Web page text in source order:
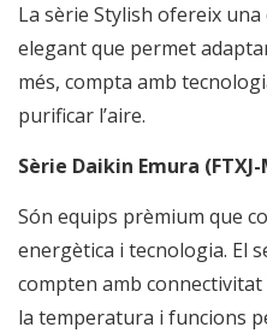
La sèrie Stylish ofereix
elegant que permet
més, compta amb
purificar l’aire.
Sèrie Daikin Emura
Són equips prèmium que
energètica i tecnologia. El
compten amb connectivitat
la temperatura i funcions